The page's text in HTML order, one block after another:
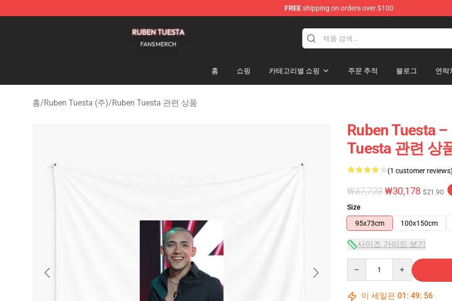
FREEshipping on orders over $100
홈 쇼핑 카테고리별 쇼핑 주문 추적 블로그 연락
홈/Ruben Tuesta (주)/Ruben Tuesta 관련 상품
Ruben Tuesta
Tuesta 관련 상
(1 customer reviews)
₩37,723 ₩30,178 $21.90
Size
95x73cm
100x150cm
사이즈 가이드 보기
이 세일은 01 : 49: 55